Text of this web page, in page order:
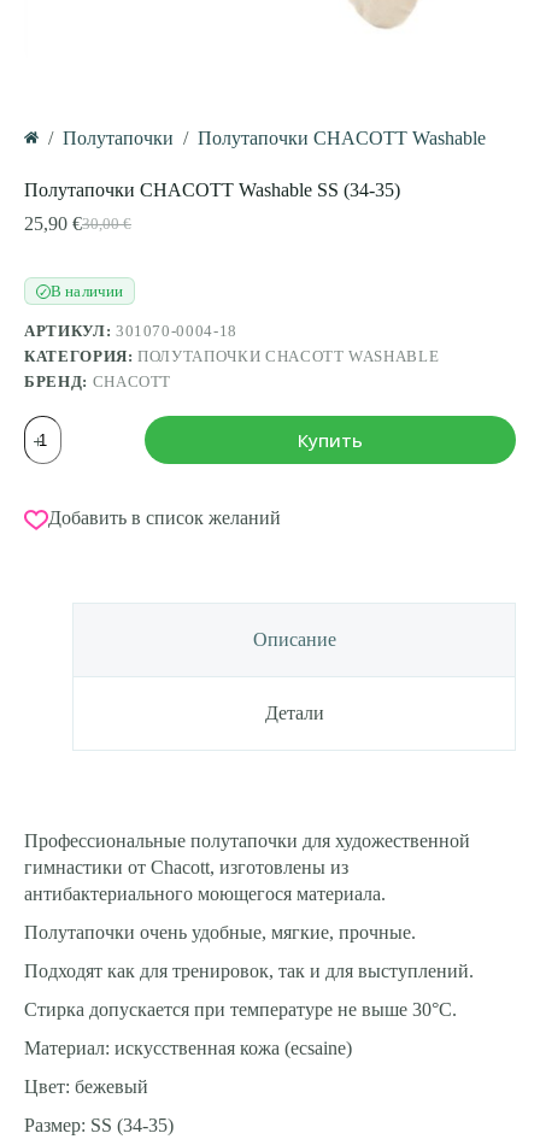
/ Полутапочки / Полутапочки CHACOTT Washable
Полутапочки CHACOTT Washable SS (34-35)
30,00€
Первоначальная
составляла
30,00 €.
25,90 €Текущая
25,90 €.
✓В наличии
АРТИКУЛ: 301070-0004-18
КАТЕГОРИЯ:ПОЛУТАПОЧКИ CHACOTT WASHABLE
БРЕНД: CHACOTT
Количество
товара
Полутапочки
Washable
SS
Купить
Добавить в список желаний
Описание
Детали
Профессиональные полутапочки для художественной
гимнастики от Chacott, изготовлены из
антибактериального моющегося материала.
Полутапочки очень удобные, мягкие, прочные.
Подходят как для тренировок, так и для выступлений.
Стирка допускается при температуре не выше 30°С.
Материал: искусственная кожа (ecsaine)
Цвет: бежевый
Размер: SS (34-35)